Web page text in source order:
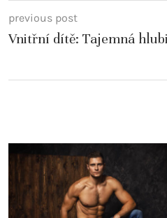
previous post
Vnitřní dítě: Tajemná